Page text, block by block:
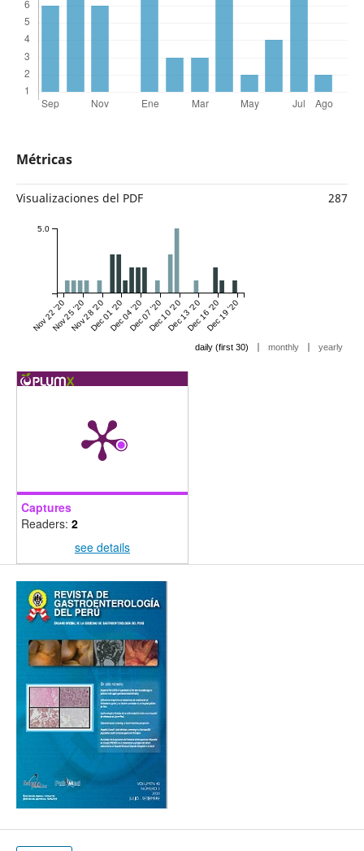
Métricas
Visualizaciones del PDF 287
Nov 22 '20Nov 25 '20Nov 28 '20Dec 01 '20Dec 04 '20Dec 07 '20Dec 10 '20Dec 13 '20Dec 16 '20Dec 19 '20
5.0
daily (first 30) | monthly | yearly
Captures
Readers: 2
see details